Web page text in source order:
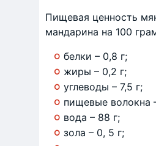
Пищевая ценность
мандарина на 100
белки – 0,8 г;
жиры – 0,2 г;
углеводы – 7,5 г;
пищевые волокна
вода – 88 г;
зола – 0, 5 г;